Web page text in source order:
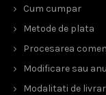
Cum cumpar
Metode de plata
Procesarea
Modificare sau
Modalitati de